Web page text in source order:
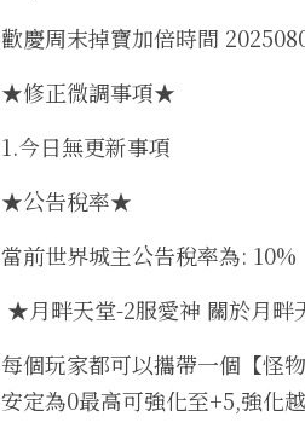
歡慶周末掉寶加倍時間
★修正微調事項★
1.今日無更新事項
★公告稅率★
當前世界城主公告稅率為: 10%
★月畔天堂-2服愛神 關於月畔
每個玩家都可以攜帶一個【怪
安定為0最高可強化至+5,強化